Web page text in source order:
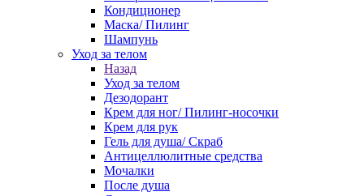
Кондиционер
Маска/ Пилинг
Шампунь
Уход за телом
Назад
Уход за телом
Дезодорант
Крем для ног/ Пилинг-носочки
Крем для рук
Гель для душа/ Скраб
Антицеллюлитные средства
Мочалки
После душа